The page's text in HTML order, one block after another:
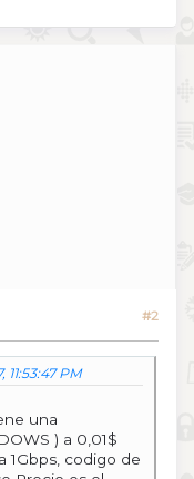
#2
PM
una
) a 0,01$
1Gbps, codigo de